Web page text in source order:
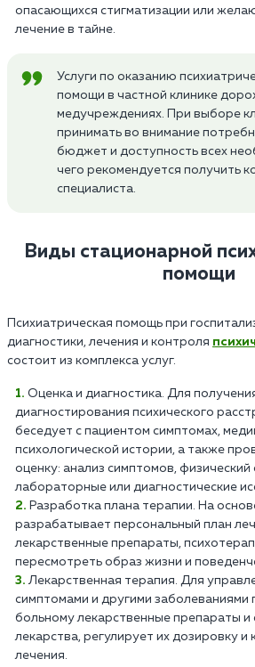
опасающихся стигматизации или
лечение в тайне.
Услуги по оказанию
помощи в частной клинике
медучреждениях. При выборе
принимать во внимание
бюджет и доступность всех
чего рекомендуется получить
специалиста.
Виды стационарной
помощи
Психиатрическая помощь при
диагностики, лечения и контроля
состоит из комплекса услуг.
Оценка и диагностика. Для
диагностирования психического
беседует с пациентом симптомах,
психологической истории, а также
оценку: анализ симптомов, физический
лабораторные или диагностические
Разработка плана терапии. На
разрабатывает персональный план
лекарственные препараты,
пересмотреть образ жизни и
Лекарственная терапия. Для
симптомами и другими заболеваниями
больному лекарственные препараты и
лекарства, регулирует их дозировку и
лечения.